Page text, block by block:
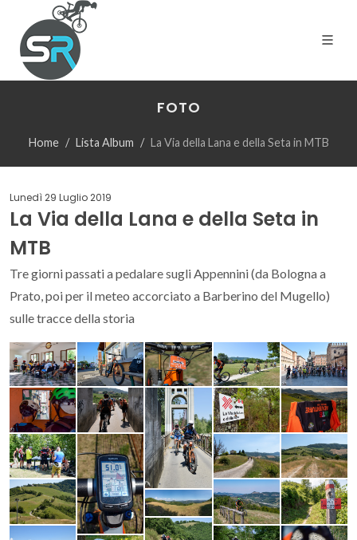
FOTO
Home Lista Album La Via della Lana e della Seta in MTB
Lunedì 29 Luglio 2019
La Via della Lana e della Seta in
MTB
Tre giorni passati a pedalare sugli Appennini (da Bologna a
Prato, poi per il meteo accorciato a Barberino del Mugello)
sulle tracce della storia